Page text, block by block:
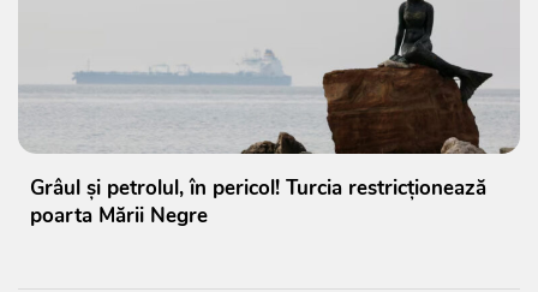
Grâul și petrolul, în pericol! Turcia restricționează
poarta Mării Negre